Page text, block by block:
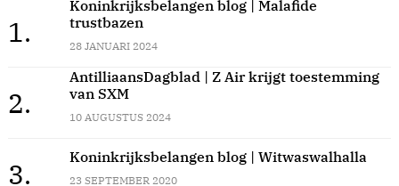
1.
Koninkrijksbelangen blog | Malafide
trustbazen
28 JANUARI 2024
2.
AntilliaansDagblad | Z Air krijgt toestemming
van SXM
10 AUGUSTUS 2024
3.
Koninkrijksbelangen blog | Witwaswalhalla
23 SEPTEMBER 2020